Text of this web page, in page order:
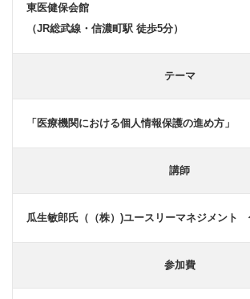
東医健保会館
（JR総武線・信濃町駅 徒歩5分）
テーマ
「医療機関における個人情報保護の進め方」
講師
瓜生敏郎氏（（株）)ユースリーマネジメント
参加費